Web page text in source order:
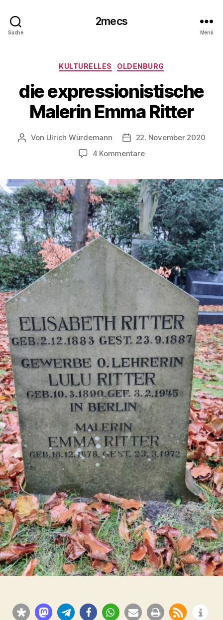
Suche
2mecs
Menü
Kategorien
KULTURELLES OLDENBURG
die expressionistische
Malerin Emma Ritter
Beitragsautor
Von Ulrich Würdemann Beitragsdatum
22. November 2020
4 Kommentarezu
Malerin
Emma
Ritter